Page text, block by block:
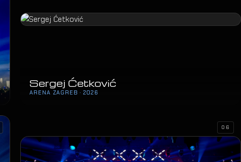
Sergej Ćetković
ARENA ZAGREB · 2026
06